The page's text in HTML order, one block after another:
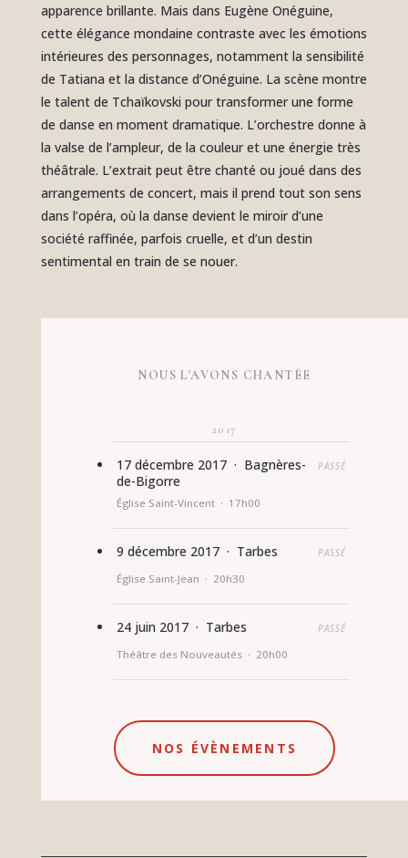
apparence brillante. Mais dans Eugène Onéguine,
cette élégance mondaine contraste avec les émotions
intérieures des personnages, notamment la sensibilité
de Tatiana et la distance d’Onéguine. La scène montre
le talent de Tchaïkovski pour transformer une forme
de danse en moment dramatique. L’orchestre donne à
la valse de l’ampleur, de la couleur et une énergie très
théâtrale. L’extrait peut être chanté ou joué dans des
arrangements de concert, mais il prend tout son sens
dans l’opéra, où la danse devient le miroir d’une
société raffinée, parfois cruelle, et d’un destin
sentimental en train de se nouer.
NOUS L'AVONS CHANTÉE
2017
17 décembre 2017 · Bagnères-
de-Bigorre
PASSÉ
Église Saint-Vincent · 17h00
9 décembre 2017 · Tarbes PASSÉ
Église Saint-Jean · 20h30
24 juin 2017 · Tarbes PASSÉ
Théâtre des Nouveautés · 20h00
NOS ÉVÈNEMENTS